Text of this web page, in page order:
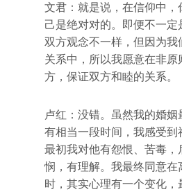
文君：就是说，在信仰中，
己是绝对对的。即便不一定
双方观念不一样，但因为我
关系中，所以我愿意在非
方，保证双方和睦的关系。
卢红：没错。虽然我的婚姻
有相当一段时间，我感受到
最初我对他有怨恨、苦毒，
悯，有理解。我最终同意在
时，其实心理有一个变化